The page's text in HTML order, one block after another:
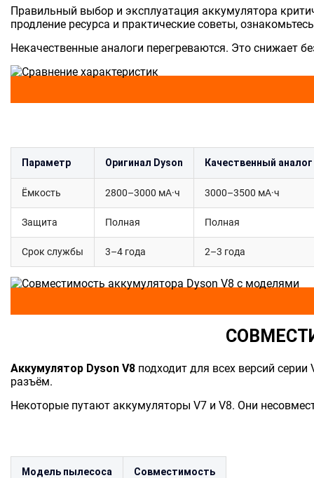
Правильный выбор и эксплуатация аккумулятора
продление ресурса и практические советы,
Некачественные аналоги перегреваются. Это снижает
Параметр Оригинал Dyson Качественный аналог
Ёмкость 2800–3000 мА·ч 3000–3500 мА·ч
Защита Полная Полная
Срок службы 3–4 года 2–3 года
Аккумулятор Dyson V8 подходит для всех версий
разъём.
Некоторые путают аккумуляторы V7 и V8. Они
Модель пылесоса Совместимость